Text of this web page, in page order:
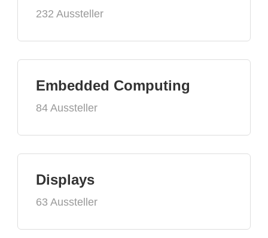
232 Aussteller
Embedded Computing
84 Aussteller
Displays
63 Aussteller